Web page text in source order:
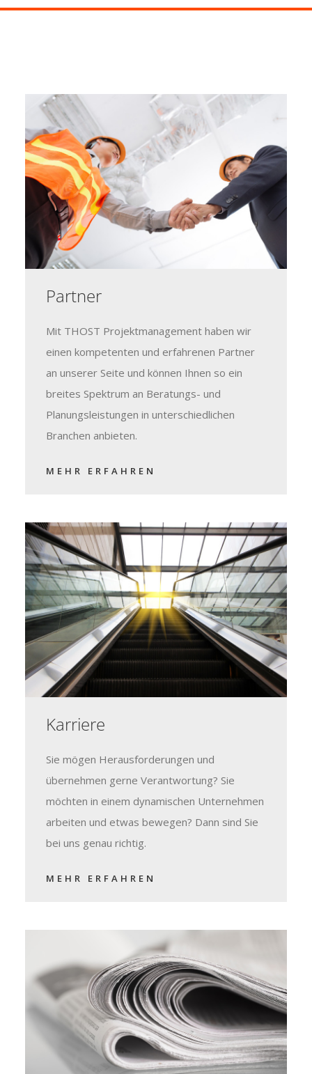
Partner
Mit THOST Projektmanagement haben wir
einen kompetenten und erfahrenen Partner
an unserer Seite und können Ihnen so ein
breites Spektrum an Beratungs- und
Planungsleistungen in unterschiedlichen
Branchen anbieten.
MEHR ERFAHREN
Karriere
Sie mögen Herausforderungen und
übernehmen gerne Verantwortung? Sie
möchten in einem dynamischen Unternehmen
arbeiten und etwas bewegen? Dann sind Sie
bei uns genau richtig.
MEHR ERFAHREN